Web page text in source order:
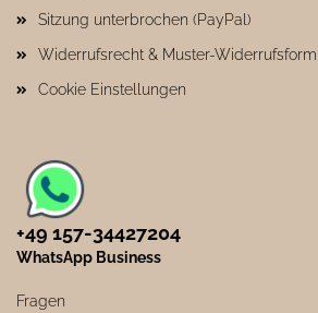
Sitzung unterbrochen (PayPal)
Widerrufsrecht & Muster-
Cookie Einstellungen
+49 157-34427204​
WhatsApp Business
Fragen